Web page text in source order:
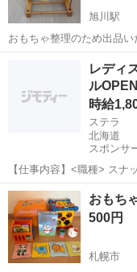
旭川駅
おもちゃ整理のため出品い
旭川駅
レディ
ル
時給
ステラ
北海道
スポンサ
【仕事内容】<職種> スナ
ィ・カウンターレディ(ナ
スナックその他(ナイトワ
与> [ア・パ]...
アルバイト・パート
おもち
500円
札幌市